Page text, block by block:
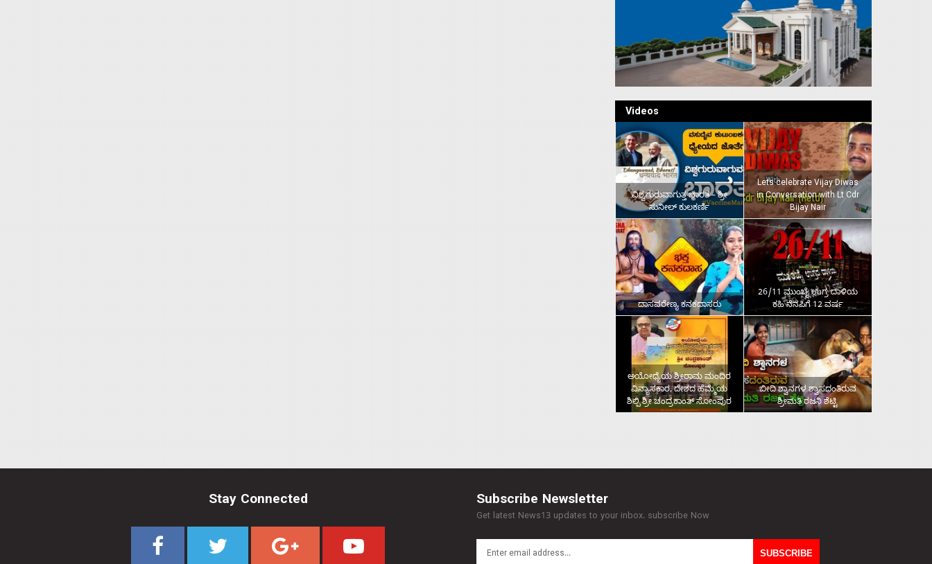
Videos
ವಿಶ್ವಗುರುವಾಗುತ್ತ ಭಾರತ – ಶ್ರೀ
ಸುನೀಲ್‌ ಕುಲಕರ್ಣಿ
Lets celebrate Vijay Diwas
in Conversation with Lt Cdr
Bijay Nair
ದಾಸವರೇಣ್ಯ ಕನಕದಾಸರು
26/11 ಮುಂಬೈ ಉಗ್ರ ದಾಳಿಯ
ಕಹಿ ನೆನಪಿಗೆ 12 ವರ್ಷ
ಅಯೋಧ್ಯೆಯ ಶ್ರೀರಾಮ ಮಂದಿರ
ವಿನ್ಯಾಸಕಾರ, ದೇಶದ ಹೆಮ್ಮೆಯ
ಶಿಲ್ಪಿ ಶ್ರೀ ಚಂದ್ರಕಾಂತ್‌ ಸೋಂಪುರ
ಬೀದಿ ಶ್ವಾನಗಳ ಶ್ವಾಸದಂತಿರುವ
ಶ್ರೀಮತಿ ರಜನಿ ಶೆಟ್ಟಿ
Stay Connected Subscribe Newsletter
Get latest News13 updates to your inbox. subscribe Now